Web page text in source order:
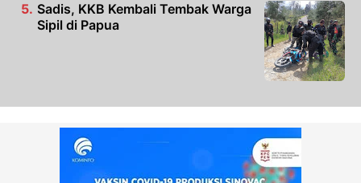
Sadis, KKB Kembali Tembak Warga
Sipil di Papua